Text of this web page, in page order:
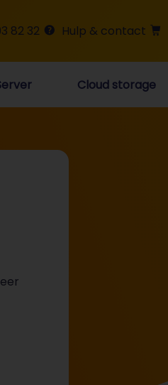
82 32 Hulp & contact
Cloud storage